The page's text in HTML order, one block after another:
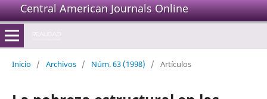
Central American Journals Online
Inicio / Archivos / Núm. 63 (1998) / Artículos